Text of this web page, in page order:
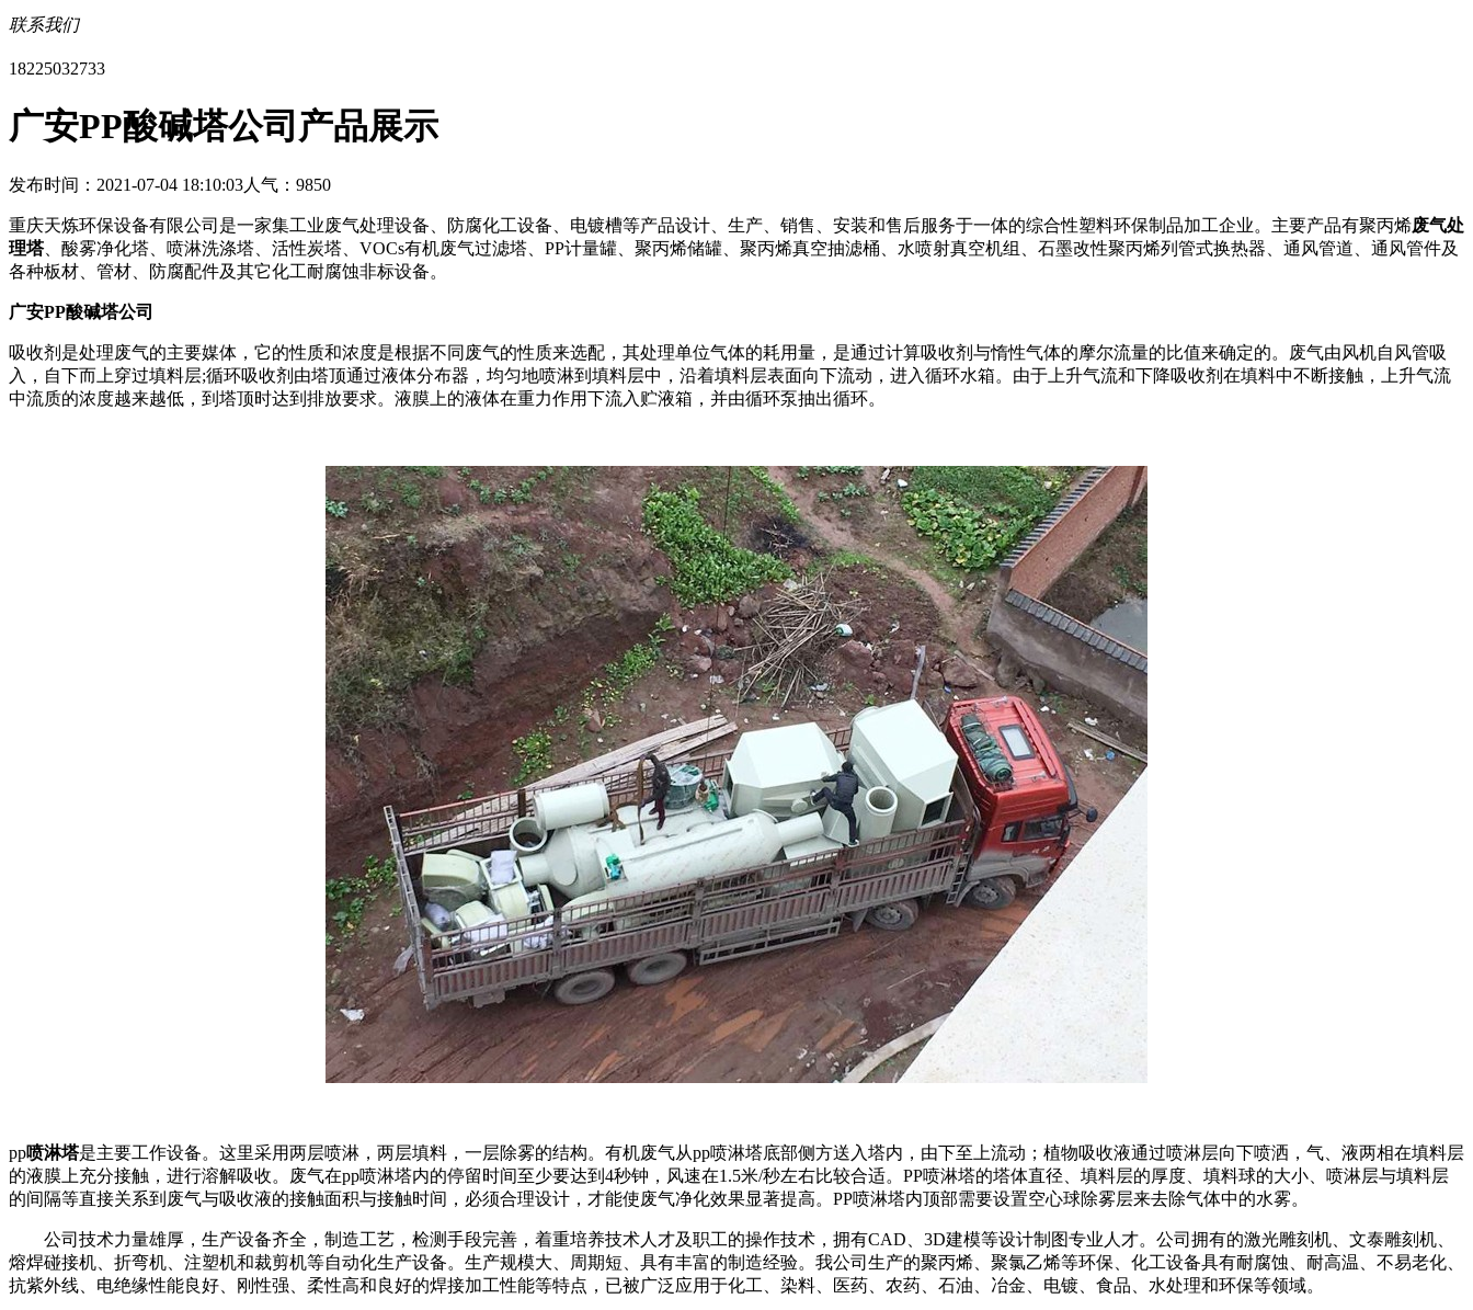
联系我们
18225032733
广安PP酸碱塔公司产品展示
发布时间：2021-07-04 18:10:03人气：9850
重庆天炼环保设备有限公司是一家集工业废气处理设备、防腐化工设备、电镀槽等产品设计、生产、销售、安装和售后服务于一体的综合性塑料环保制品加工企业。主要产品有聚丙烯废气处
理塔、酸雾净化塔、喷淋洗涤塔、活性炭塔、VOCs有机废气过滤塔、PP计量罐、聚丙烯储罐、聚丙烯真空抽滤桶、水喷射真空机组、石墨改性聚丙烯列管式换热器、通风管道、通风管件及
各种板材、管材、防腐配件及其它化工耐腐蚀非标设备。
广安PP酸碱塔公司
吸收剂是处理废气的主要媒体，它的性质和浓度是根据不同废气的性质来选配，其处理单位气体的耗用量，是通过计算吸收剂与惰性气体的摩尔流量的比值来确定的。废气由风机自风管吸
入，自下而上穿过填料层;循环吸收剂由塔顶通过液体分布器，均匀地喷淋到填料层中，沿着填料层表面向下流动，进入循环水箱。由于上升气流和下降吸收剂在填料中不断接触，上升气流
中流质的浓度越来越低，到塔顶时达到排放要求。液膜上的液体在重力作用下流入贮液箱，并由循环泵抽出循环。
pp喷淋塔是主要工作设备。这里采用两层喷淋，两层填料，一层除雾的结构。有机废气从pp喷淋塔底部侧方送入塔内，由下至上流动；植物吸收液通过喷淋层向下喷洒，气、液两相在填料层
的液膜上充分接触，进行溶解吸收。废气在pp喷淋塔内的停留时间至少要达到4秒钟，风速在1.5米/秒左右比较合适。PP喷淋塔的塔体直径、填料层的厚度、填料球的大小、喷淋层与填料层
的间隔等直接关系到废气与吸收液的接触面积与接触时间，必须合理设计，才能使废气净化效果显著提高。PP喷淋塔内顶部需要设置空心球除雾层来去除气体中的水雾。
公司技术力量雄厚，生产设备齐全，制造工艺，检测手段完善，着重培养技术人才及职工的操作技术，拥有CAD、3D建模等设计制图专业人才。公司拥有的激光雕刻机、文泰雕刻机、
熔焊碰接机、折弯机、注塑机和裁剪机等自动化生产设备。生产规模大、周期短、具有丰富的制造经验。我公司生产的聚丙烯、聚氯乙烯等环保、化工设备具有耐腐蚀、耐高温、不易老化、
抗紫外线、电绝缘性能良好、刚性强、柔性高和良好的焊接加工性能等特点，已被广泛应用于化工、染料、医药、农药、石油、冶金、电镀、食品、水处理和环保等领域。